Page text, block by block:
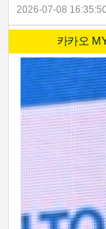
2026-07-08 16:35:50
카카오